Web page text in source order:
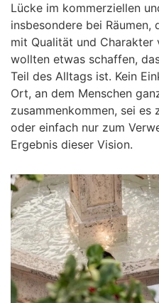
Lücke im kommerziellen
insbesondere bei
mit Qualität und Charakter
wollten etwas schaffen,
Teil des Alltags ist. Kein
Ort, an dem Menschen
zusammenkommen, sei es
oder einfach nur zum
Ergebnis dieser Vision.